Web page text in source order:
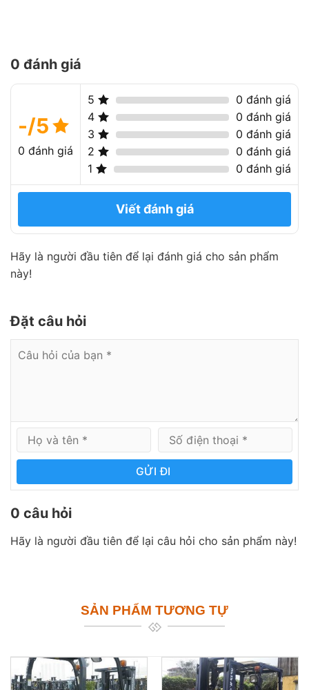
0 đánh giá
-/5
0 đánh giá
5
0 đánh giá
4
0 đánh giá
3
0 đánh giá
2
0 đánh giá
1
0 đánh giá
Viết đánh giá
Hãy là người đầu tiên để lại đánh giá cho sản phẩm
này!
Đặt câu hỏi
GỬI ĐI
0 câu hỏi
Hãy là người đầu tiên để lại câu hỏi cho sản phẩm này!
SẢN PHẨM TƯƠNG TỰ